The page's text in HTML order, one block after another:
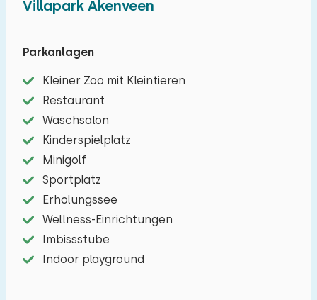
ein großer, teilweise umzäunter Garten.
Drenthe hat eine faszinierende Geschichte, die
Sie auf unterhaltsame Weise entdecken können.
In Schoonoord befindet sich das
Freilichtmuseum Ellert & Brammert, das die
Kulturgeschichte Drenthes präsentiert. In Borger
befindet sich das Hunebedcentrum, wo Sie auf
interaktive Weise mehr über die Geschichte der
Dolmen erfahren und die größten Dolmen der
Niederlande besichtigen können. Die Umgebung
eignet sich außerdem ideal für verschiedene
sportliche Aktivitäten wie Mountainbiken,
Villapark Akenveen
Parkanlagen
Kleiner Zoo mit Kleintieren
Restaurant
Waschsalon
Kinderspielplatz
Minigolf
Sportplatz
Erholungssee
Wellness-Einrichtungen
Imbissstube
Indoor playground